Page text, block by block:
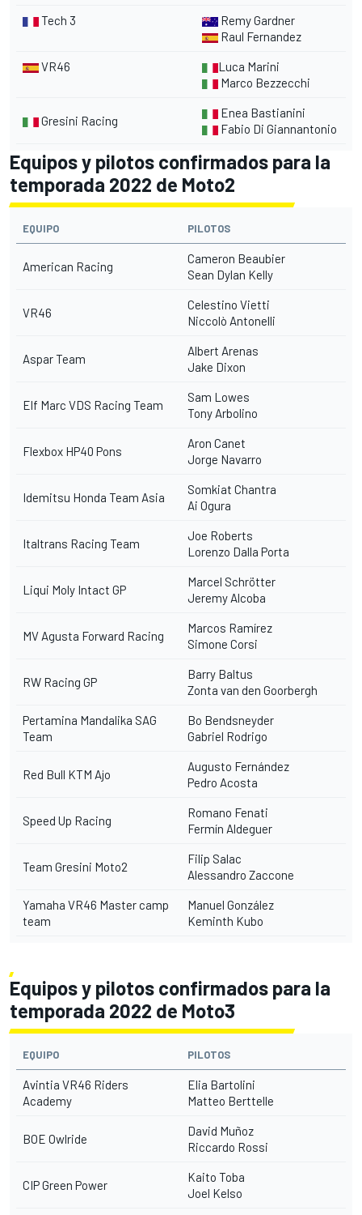
Tech 3
Remy Gardner
Raul Fernandez
VR46
Luca Marini
Marco Bezzecchi
Gresini Racing
Enea Bastianini
Fabio Di Giannantonio
Equipos y pilotos confirmados para la
temporada 2022 de Moto2
EQUIPO PILOTOS
American Racing
Cameron Beaubier
Sean Dylan Kelly
VR46
Celestino Vietti
Niccolò Antonelli
Aspar Team
Albert Arenas
Jake Dixon
Elf Marc VDS Racing Team
Sam Lowes
Tony Arbolino
Flexbox HP40 Pons
Aron Canet
Jorge Navarro
Idemitsu Honda Team Asia
Somkiat Chantra
Ai Ogura
Italtrans Racing Team
Joe Roberts
Lorenzo Dalla Porta
Liqui Moly Intact GP
Marcel Schrötter
Jeremy Alcoba
MV Agusta Forward Racing
Marcos Ramírez
Simone Corsi
RW Racing GP
Barry Baltus
Zonta van den Goorbergh
Pertamina Mandalika SAG
Team
Bo Bendsneyder
Gabriel Rodrigo
Red Bull KTM Ajo
Augusto Fernández
Pedro Acosta
Speed Up Racing
Romano Fenati
Fermín Aldeguer
Team Gresini Moto2
Filip Salac
Alessandro Zaccone
Yamaha VR46 Master camp
team
Manuel González
Keminth Kubo
Equipos y pilotos confirmados para la
temporada 2022 de Moto3
EQUIPO PILOTOS
Avintia VR46 Riders
Academy
Elia Bartolini
Matteo Berttelle
BOE Owlride
David Muñoz
Riccardo Rossi
CIP Green Power
Kaito Toba
Joel Kelso